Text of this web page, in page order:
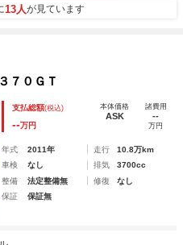
13人が見ています
７０ＧＴ
支払総額(税込)
--万円
本体価格
ASK
諸費用
--
万円
年式 2011年 走行
10.8万km
車検
なし 排気
3700cc
整備
法定整備無 修復
なし
保証
保証無